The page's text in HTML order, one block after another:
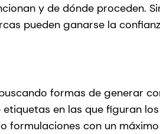
y de dónde proceden.
pueden ganarse la
formas de generar
en las que figuran
formulaciones con un